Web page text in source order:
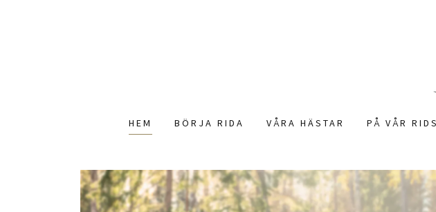
HEM BÖRJA RIDA VÅRA HÄSTAR PÅ VÅR